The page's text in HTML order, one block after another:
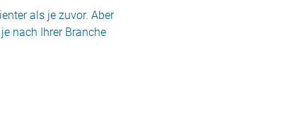
als je zuvor. Aber
nach Ihrer Branche